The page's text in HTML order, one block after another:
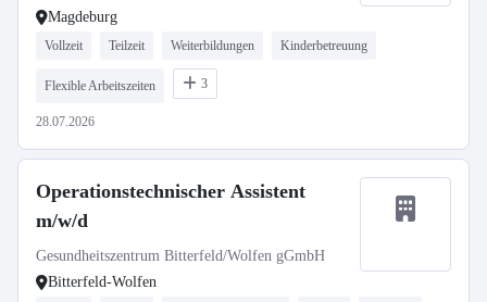
Magdeburg
Vollzeit Teilzeit Weiterbildungen Kinderbetreuung
Flexible Arbeitszeiten 3
28.07.2026
Operationstechnischer Assistent
m/w/d
Gesundheitszentrum Bitterfeld/Wolfen gGmbH
Bitterfeld-Wolfen